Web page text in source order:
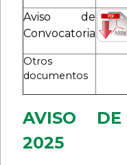
Aviso de
Convocatoria
Otros
documentos
AVISO DE
2025